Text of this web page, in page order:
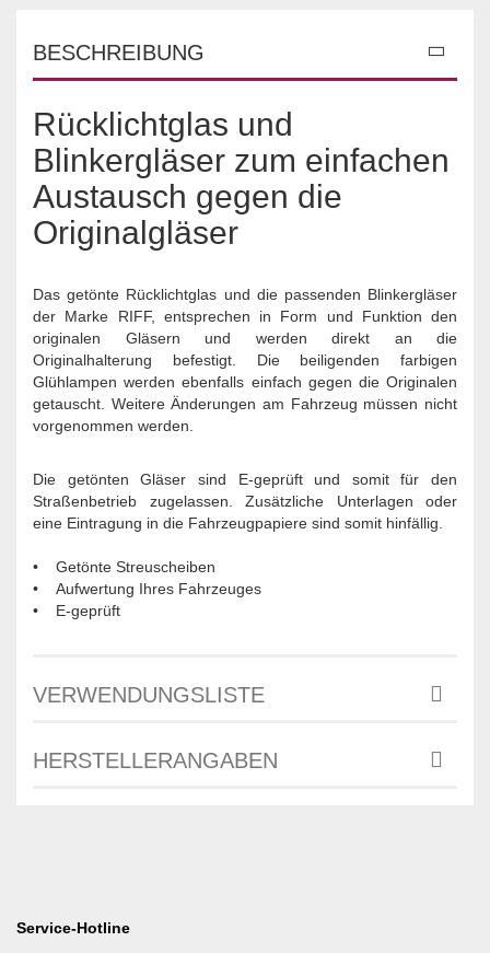
BESCHREIBUNG
Rücklichtglas und
Blinkergläser zum einfachen
Austausch gegen die
Originalgläser
Das getönte Rücklichtglas und die passenden Blinkergläser
der Marke RIFF, entsprechen in Form und Funktion den
originalen Gläsern und werden direkt an die
Originalhalterung befestigt. Die beiligenden farbigen
Glühlampen werden ebenfalls einfach gegen die Originalen
getauscht. Weitere Änderungen am Fahrzeug müssen nicht
vorgenommen werden.
Die getönten Gläser sind E-geprüft und somit für den
Straßenbetrieb zugelassen. Zusätzliche Unterlagen oder
eine Eintragung in die Fahrzeugpapiere sind somit hinfällig.
• Getönte Streuscheiben
• Aufwertung Ihres Fahrzeuges
• E-geprüft
VERWENDUNGSLISTE
HERSTELLERANGABEN
Service-Hotline